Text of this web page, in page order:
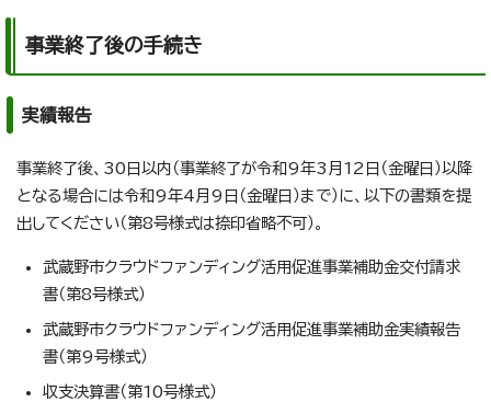
事業終了後の手続き
実績報告
事業終了後、30日以内（事業終了が令和9年3月12日（金曜日）以降
となる場合には令和9年4月9日（金曜日）まで）に、以下の書類を提
出してください（第8号様式は捺印省略不可）。
武蔵野市クラウドファンディング活用促進事業補助金交付請求
書（第8号様式）
武蔵野市クラウドファンディング活用促進事業補助金実績報告
書（第9号様式）
収支決算書（第10号様式）